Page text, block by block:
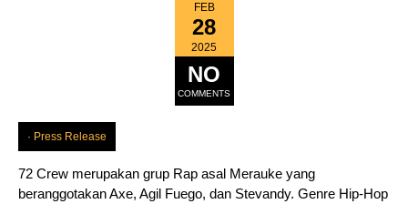
FEB
28
2025
NO
COMMENTS
Press Release
72 Crew merupakan grup Rap asal Merauke yang
beranggotakan Axe, Agil Fuego, dan Stevandy. Genre Hip-Hop